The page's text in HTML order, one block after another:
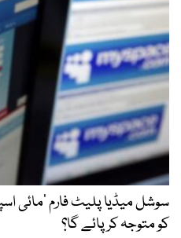
سوشل میڈیا پلیٹ فارم ‘مائی
کو متوجہ کر پائے گا؟